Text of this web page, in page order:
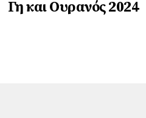
Γη και Ουρανός 2024